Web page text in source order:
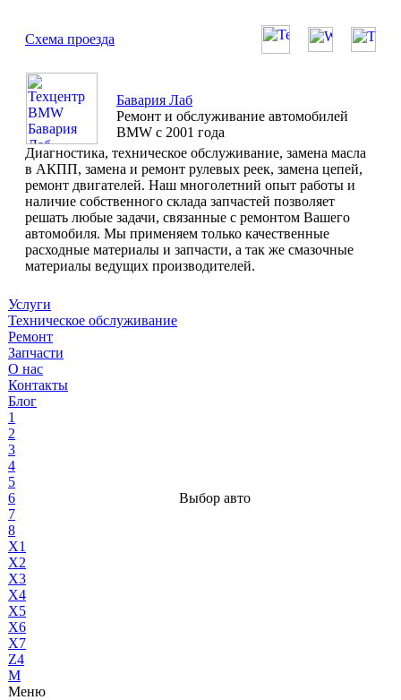
Схема проезда
Бавария Лаб
Ремонт и обслуживание автомобилей
BMW с 2001 года
Диагностика, техническое обслуживание, замена масла
в АКПП, замена и ремонт рулевых реек, замена цепей,
ремонт двигателей. Наш многолетний опыт работы и
наличие собственного склада запчастей позволяет
решать любые задачи, связанные с ремонтом Вашего
автомобиля. Мы применяем только качественные
расходные материалы и запчасти, а так же смазочные
материалы ведущих производителей.
Услуги
Техническое обслуживание
Ремонт
Запчасти
О нас
Контакты
Блог
1
2
3
4
5
6
7
8
X1
X2
X3
X4
X5
X6
X7
Z4
М
Меню
Выбор авто